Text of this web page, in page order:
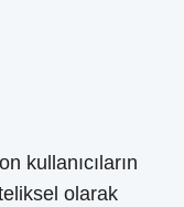
kullanıcıların
olarak